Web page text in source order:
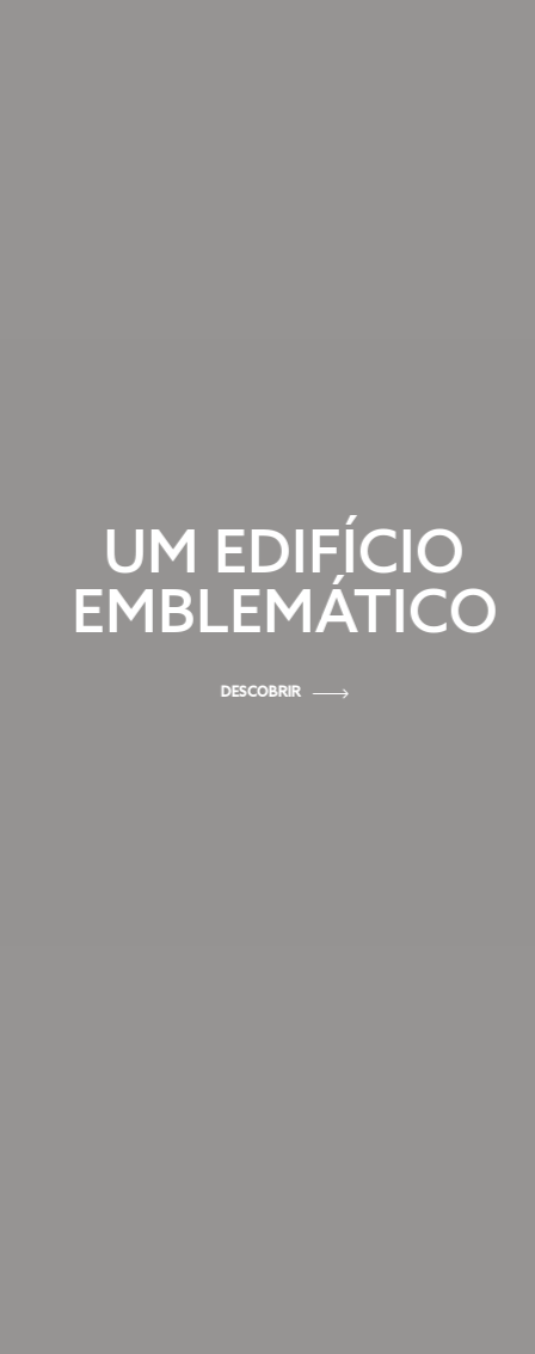
UM EDIFÍCIO
EMBLEMÁTICO
DESCOBRIR